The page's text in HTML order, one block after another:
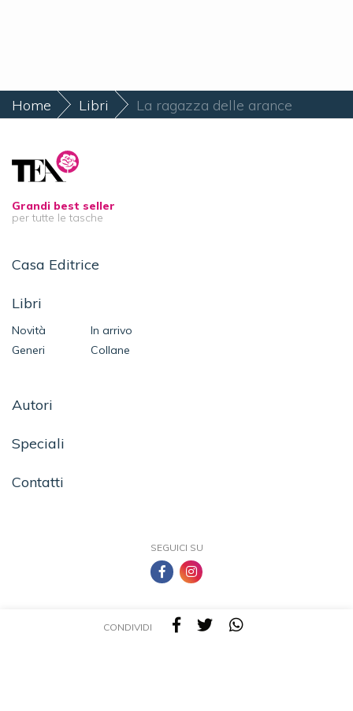
CONDIVIDI
Home Libri La ragazza delle arance
Grandi best seller
per tutte le tasche
Casa Editrice
Libri
Novità
In arrivo
Generi
Collane
Autori
Speciali
Contatti
SEGUICI SU